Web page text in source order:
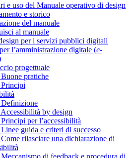
e uso del Manuale operativo di design
e storico
del manuale
al manuale
per i servizi pubblici digitali
l’amministrazione digitale (e-
progettuale
pratiche
Definizione
by design
per l’accessibilità
guida e criteri di successo
rilasciare una dichiarazione di
di feedback e procedura di